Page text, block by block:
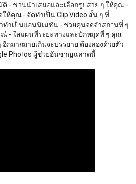
- ช่วนนำเสนอและเลือกรูปสวย ๆ ให้คุณ -
ห้คุณ - จัดทำเป็น Clip Video สั้น ๆ ที่
ทำเป็นแอนนิเมชัน - ช่วยคุนจดจำสถานที่ ๆ
- ใส่แผนที่ระยะทางและปักหมุดที่ ๆ คุณ
กมากมายเกินจะบรรยาย ต้องลองด้วยตัว
Photos ผู้ช่วยอันชาญฉลาดนี้﻿